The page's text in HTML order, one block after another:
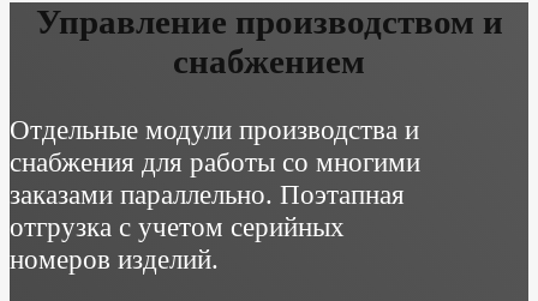
Управление производством и
снабжением
Отдельные модули производства и
снабжения для работы со многими
заказами параллельно. Поэтапная
отгрузка с учетом серийных
номеров изделий.